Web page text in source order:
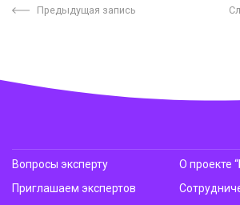
Предыдущая запись
Вопросы эксперту
Приглашаем экспертов
О проекте